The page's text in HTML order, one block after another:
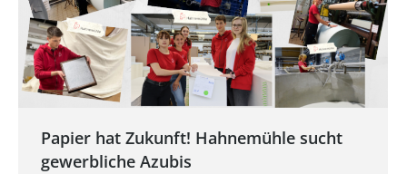
Papier hat Zukunft! Hahnemühle sucht
gewerbliche Azubis